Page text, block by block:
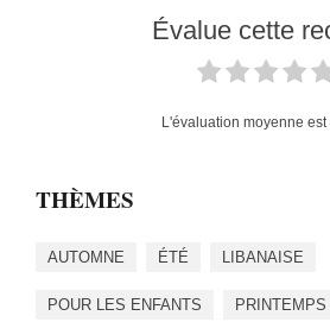
Évalue cette
L'évaluation moyenne est
THÈMES
AUTOMNE ÉTÉ LIBANAISE
POUR LES ENFANTS PRINTEMPS